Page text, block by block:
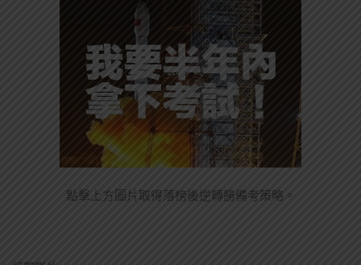
點擊上方圖片取得落榜後逆轉勝備考策略。